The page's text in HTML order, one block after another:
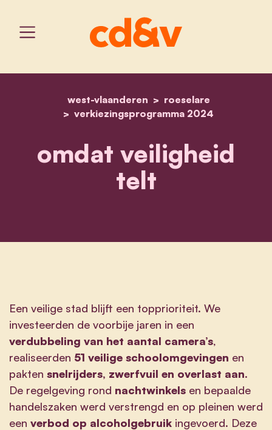
home
west-vlaanderen
roeselare
verkiezingsprogramma 2024
omdat veiligheid telt
omdat veiligheid
telt
Een veilige stad blijft een topprioriteit. We
investeerden de voorbije jaren in een
verdubbeling van het aantal camera’s,
realiseerden 51 veilige schoolomgevingen en
pakten snelrijders, zwerfvuil en overlast aan.
De regelgeving rond nachtwinkels en bepaalde
handelszaken werd verstrengd en op pleinen werd
een verbod op alcoholgebruik ingevoerd. Deze